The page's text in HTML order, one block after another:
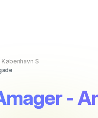
København S
-